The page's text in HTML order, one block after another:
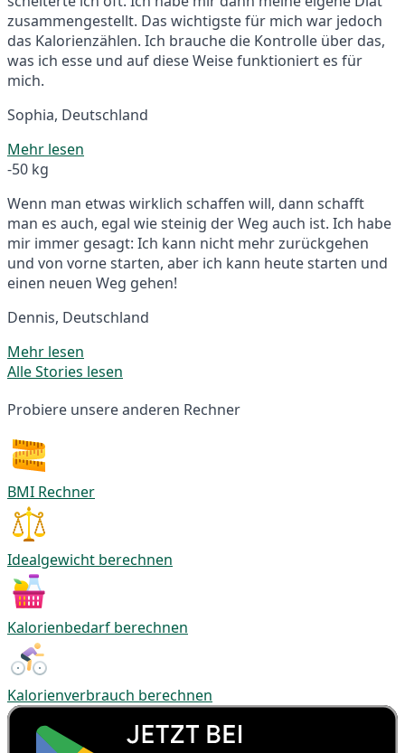
zusammengestellt. Das wichtigste für mich war jedoch
das Kalorienzählen. Ich brauche die Kontrolle über das,
was ich esse und auf diese Weise funktioniert es für
mich.
Sophia, Deutschland
Mehr lesen
-50 kg
Wenn man etwas wirklich schaffen will, dann schafft
man es auch, egal wie steinig der Weg auch ist. Ich habe
mir immer gesagt: Ich kann nicht mehr zurückgehen
und von vorne starten, aber ich kann heute starten und
einen neuen Weg gehen!
Dennis, Deutschland
Mehr lesen
Alle Stories lesen
Probiere unsere anderen Rechner
BMI Rechner
Idealgewicht berechnen
Kalorienbedarf berechnen
Kalorienverbrauch berechnen